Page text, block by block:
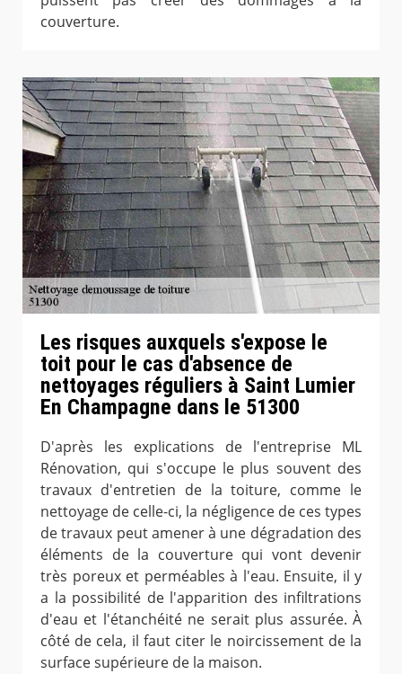
couverture.
Les risques auxquels s'expose le
toit pour le cas d'absence de
nettoyages réguliers à Saint Lumier
En Champagne dans le 51300
D'après les explications de l'entreprise ML
Rénovation, qui s'occupe le plus souvent des
travaux d'entretien de la toiture, comme le
nettoyage de celle-ci, la négligence de ces types
de travaux peut amener à une dégradation des
éléments de la couverture qui vont devenir
très poreux et perméables à l'eau. Ensuite, il y
a la possibilité de l'apparition des infiltrations
d'eau et l'étanchéité ne serait plus assurée. À
côté de cela, il faut citer le noircissement de la
surface supérieure de la maison.